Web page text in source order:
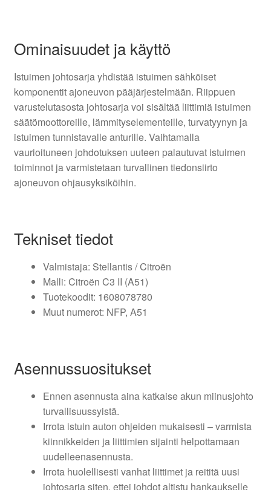
Ominaisuudet ja käyttö
Istuimen johtosarja yhdistää istuimen sähköiset
komponentit ajoneuvon pääjärjestelmään. Riippuen
varustelutasosta johtosarja voi sisältää liittimiä istuimen
säätömoottoreille, lämmityselementeille, turvatyynyn ja
istuimen tunnistavalle anturille. Vaihtamalla
vaurioituneen johdotuksen uuteen palautuvat istuimen
toiminnot ja varmistetaan turvallinen tiedonsiirto
ajoneuvon ohjausyksiköihin.
Tekniset tiedot
Valmistaja: Stellantis / Citroën
Malli: Citroën C3 II (A51)
Tuotekoodit: 1608078780
Muut numerot: NFP, A51
Asennussuositukset
Ennen asennusta aina katkaise akun miinusjohto
turvallisuussyistä.
Irrota istuin auton ohjeiden mukaisesti – varmista
kiinnikkeiden ja liittimien sijainti helpottamaan
uudelleenasennusta.
Irrota huolellisesti vanhat liittimet ja reititä uusi
johtosarja siten, ettei johdot altistu hankaukselle